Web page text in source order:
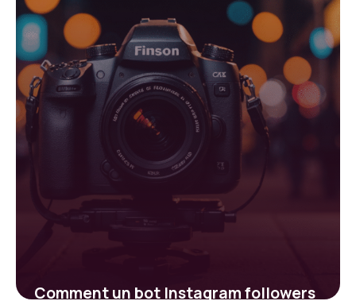
2 février 2026
Comment un bot Instagram followers